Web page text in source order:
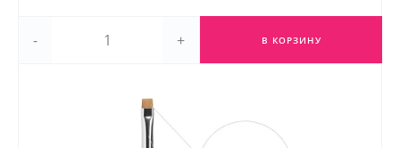
- + В КОРЗИНУ